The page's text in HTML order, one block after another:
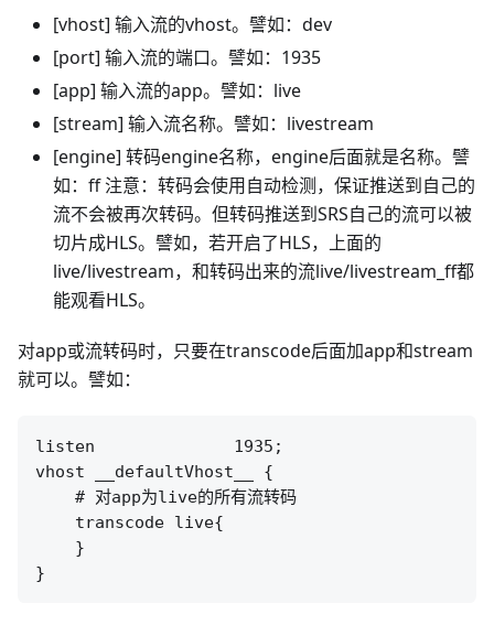
[vhost] 输入流的vhost。譬如：dev
[port] 输入流的端口。譬如：1935
[app] 输入流的app。譬如：live
[stream] 输入流名称。譬如：livestream
[engine] 转码engine名称，engine后面就是名称。譬
如：ff 注意：转码会使用自动检测，保证推送到自己的
流不会被再次转码。但转码推送到SRS自己的流可以被
切片成HLS。譬如，若开启了HLS，上面的
live/livestream，和转码出来的流live/livestream_ff都
能观看HLS。
对app或流转码时，只要在transcode后面加app和stream
就可以。譬如：
listen              1935;
vhost __defaultVhost__ {
    # 对app为live的所有流转码
    transcode live{
    }